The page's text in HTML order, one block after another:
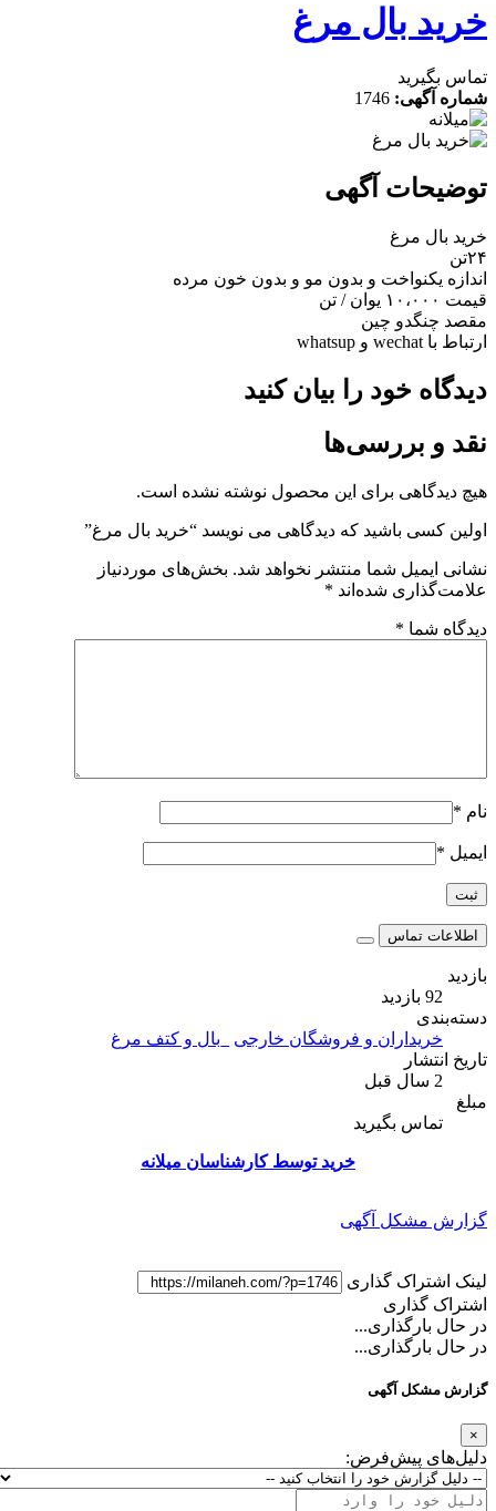
خرید بال مرغ
تماس بگیرید
شماره آگهی: 1746
توضیحات آگهی
خرید بال مرغ
۲۴تن
اندازه یکنواخت و بدون مو و بدون خون مرده
قیمت ۱۰،۰۰۰ یوان / تن
مقصد چنگدو چین
ارتباط با wechat و whatsup
دیدگاه خود را بیان کنید
نقد و بررسی‌ها
هیچ دیدگاهی برای این محصول نوشته نشده است.
اولین کسی باشید که دیدگاهی می نویسد “خرید بال مرغ”
نشانی ایمیل شما منتشر نخواهد شد. بخش‌های موردنیاز
علامت‌گذاری شده‌اند *
دیدگاه شما *
نام *
ایمیل *
اطلاعات تماس
بازدید
92 بازدید
دسته‌بندی
خریداران و فروشگان خارجی
_بال و کتف مرغ
تاریخ انتشار
2 سال قبل
مبلغ
تماس بگیرید
خرید توسط کارشناسان میلانه
گزارش مشکل آگهی
لینک اشتراک گذاری
اشتراک گذاری
در حال بارگذاری...
در حال بارگذاری...
گزارش مشکل آگهی
×
دلیل‌های پیش‌فرض: